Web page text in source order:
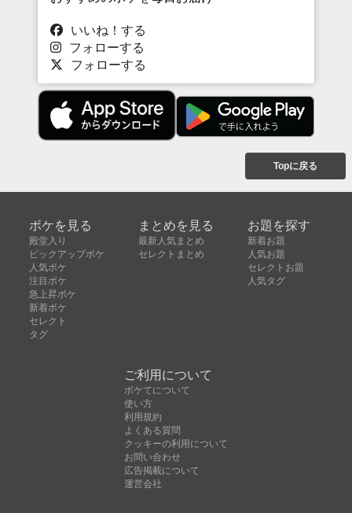
いいね！する
フォローする
フォローする
Topに戻る
ボケを見る
殿堂入り
ピックアップボケ
人気ボケ
注目ボケ
急上昇ボケ
新着ボケ
セレクト
タグ
まとめを見る
最新人気まとめ
セレクトまとめ
お題を探す
新着お題
人気お題
セレクトお題
人気タグ
ご利用について
ボケてについて
使い方
利用規約
よくある質問
クッキーの利用について
お問い合わせ
広告掲載について
運営会社